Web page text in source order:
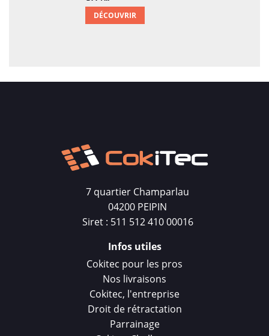
DÉCOUVRIR
7 quartier Champarlau
04200 PEIPIN
Siret : 511 512 410 00016
Infos utiles
Cokitec pour les pros
Nos livraisons
Cokitec, l'entreprise
Droit de rétractation
Parrainage